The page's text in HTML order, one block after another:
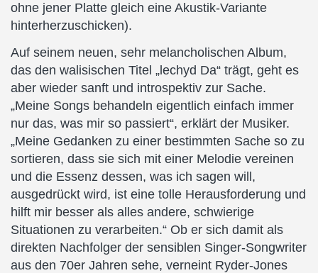
ohne jener Platte gleich eine Akustik-Variante
hinterherzuschicken).
Auf seinem neuen, sehr melancholischen Album,
das den walisischen Titel „lechyd Da“ trägt, geht es
aber wieder sanft und introspektiv zur Sache.
„Meine Songs behandeln eigentlich einfach immer
nur das, was mir so passiert“, erklärt der Musiker.
„Meine Gedanken zu einer bestimmten Sache so zu
sortieren, dass sie sich mit einer Melodie vereinen
und die Essenz dessen, was ich sagen will,
ausgedrückt wird, ist eine tolle Herausforderung und
hilft mir besser als alles andere, schwierige
Situationen zu verarbeiten.“ Ob er sich damit als
direkten Nachfolger der sensiblen Singer-Songwriter
aus den 70er Jahren sehe, verneint Ryder-Jones